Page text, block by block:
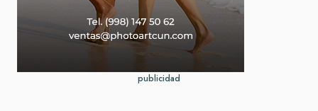
publicidad